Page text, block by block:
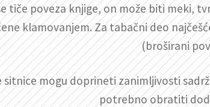
tiče poveza knjige, on može biti meki,
klamovanjem. Za tabačni deo
(broširani
sitnice mogu doprineti zanimljivosti
potrebno obratiti